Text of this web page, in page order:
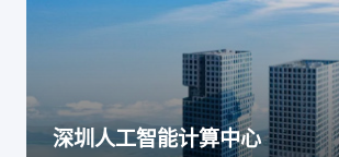
深圳人工智能计算中心